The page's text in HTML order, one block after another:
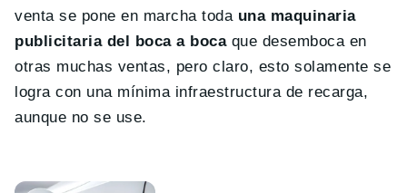
venta se pone en marcha toda una maquinaria
publicitaria del boca a bocaque desemboca en
otras muchas ventas, pero claro, esto solamente se
logra con una mínima infraestructura de recarga,
aunque no se use.